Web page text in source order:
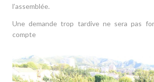
l’assemblée.
Une demande trop tardive ne sera pas
compte